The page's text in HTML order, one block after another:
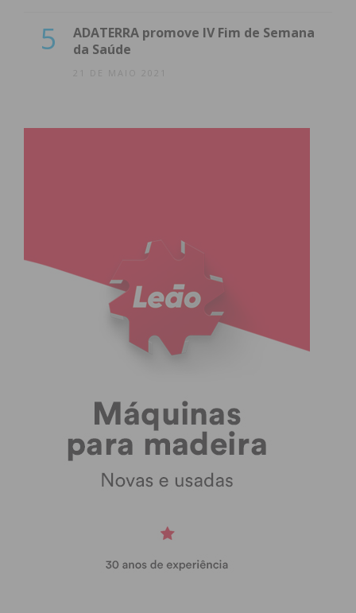
5
ADATERRA promove IV Fim de Semana
da Saúde
21 DE MAIO 2021